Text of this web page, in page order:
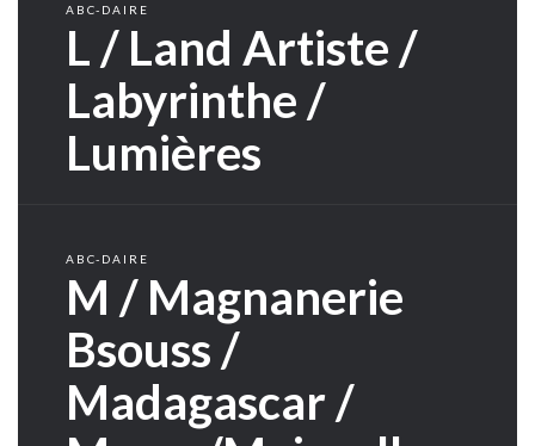
ABC-DAIRE
L / Land Artiste /
Labyrinthe /
Lumières
ABC-DAIRE
M / Magnanerie
Bsouss /
Madagascar /